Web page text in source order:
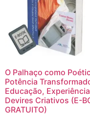
O Palhaço como
Potência
Educação,
Devires Criativos (E-
GRATUITO)